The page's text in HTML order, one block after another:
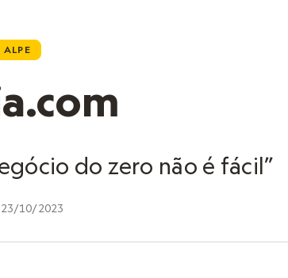
do zero não é fácil”
23/10/2023